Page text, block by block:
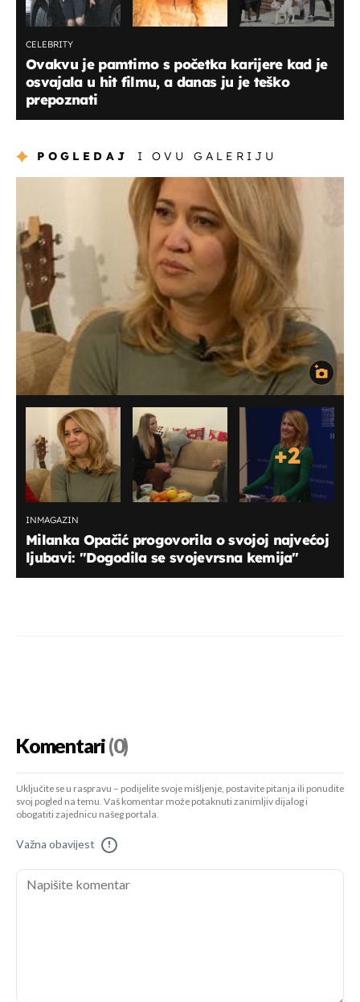
CELEBRITY
Ovakvu je pamtimo s početka karijere kad je
osvajala u hit filmu, a danas ju je teško
prepoznati
POGLEDAJ I OVU GALERIJU
+2
INMAGAZIN
Milanka Opačić progovorila o svojoj najvećoj
ljubavi: "Dogodila se svojevrsna kemija"
Komentari(0)
Uključite se u raspravu – podijelite svoje mišljenje, postavite pitanja ili ponudite
svoj pogled na temu. Vaš komentar može potaknuti zanimljiv dijalog i
obogatiti zajednicu našeg portala.
Važna obavijest !